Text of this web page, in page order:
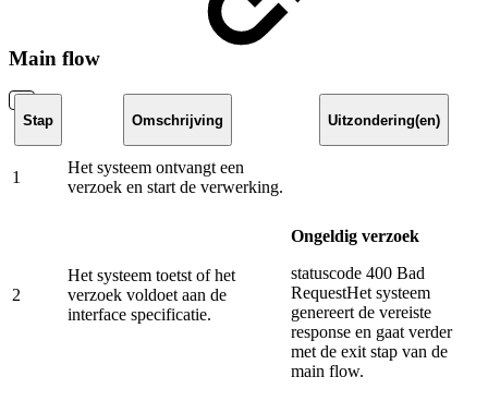
Main flow
Stap Omschrijving Uitzondering(en)
1
Het systeem ontvangt een
verzoek en start de verwerking.
2
Het systeem toetst of het
verzoek voldoet aan de
interface specificatie.
Ongeldig verzoek
statuscode 400 Bad
RequestHet systeem
genereert de vereiste
response en gaat verder
met de exit stap van de
main flow.